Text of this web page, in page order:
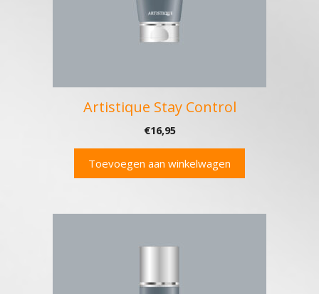
Artistique Stay Control
€16,95
Toevoegen aan winkelwagen